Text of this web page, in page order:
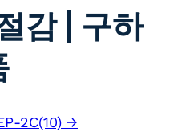
감 | 구하
2C(10) →